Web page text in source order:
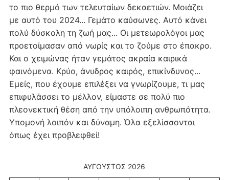
το πιο θερμό των τελευταίων δεκαετιών. Μοιάζει
με αυτό του 2024... Γεμάτο καύσωνες. Αυτό κάνει
πολύ δύσκολη τη ζωή μας... Οι μετεωρολόγοι μας
προετοίμασαν από νωρίς και το ζούμε στο έπακρο.
Και ο χειμώνας ήταν γεμάτος ακραία καιρικά
φαινόμενα. Κρύο, άνυδρος καιρός, επικίνδυνος...
Εμείς, που έχουμε επιλέξει να γνωρίζουμε, τι μας
επιφυλάσσει το μέλλον, είμαστε σε πολύ πιο
πλεονεκτική θέση από την υπόλοιπη ανθρωπότητα.
Υπομονή λοιπόν και δύναμη. Όλα εξελίσσονται
όπως έχει προβλεφθεί!
ΑΎΓΟΥΣΤΟΣ 2026